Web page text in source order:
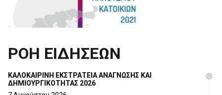
ΡΟΗ ΕΙΔΗΣΕΩΝ
ΚΑΛΟΚΑΙΡΙΝΗ ΕΚΣΤΡΑΤΕΙΑ ΑΝΑΓΝΩΣΗΣ ΚΑΙ
ΔΗΜΙΟΥΡΓΙΚΟΤΗΤΑΣ 2026